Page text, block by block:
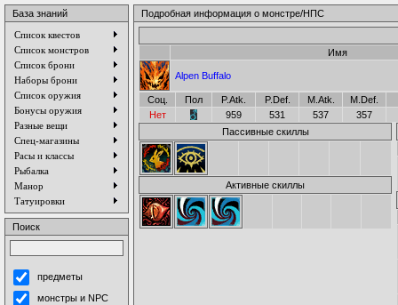
База знаний
Список квестов
Список монстров
Список брони
Наборы брони
Список оружия
Бонусы оружия
Разные вещи
Спец-магазины
Расы и классы
Рыбалка
Манор
Татуировки
Поиск
предметы
монстры и NPC
Подробная информация о монстре/НПС
Имя
Alpen Buffalo
Соц. Пол P.Atk. P.Def. M.Atk.
M.Def.
Нет
959 531 537
357
Пассивные скиллы
Активные скиллы